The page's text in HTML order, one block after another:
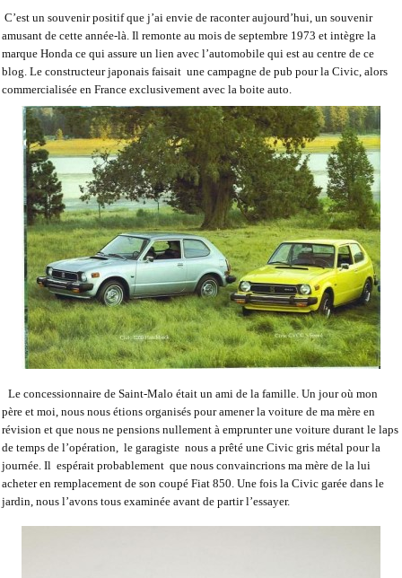
C’est un souvenir positif que j’ai envie de raconter aujourd’hui, un souvenir
amusant de cette année-là. Il remonte au mois de septembre 1973 et intègre la
marque Honda ce qui assure un lien avec l’automobile qui est au centre de ce
blog. Le constructeur japonais faisait une campagne de pub pour la Civic, alors
commercialisée en France exclusivement avec la boite auto.
Le concessionnaire de Saint-Malo était un ami de la famille. Un jour où mon
père et moi, nous nous étions organisés pour amener la voiture de ma mère en
révision et que nous ne pensions nullement à emprunter une voiture durant le laps
de temps de l’opération, le garagiste nous a prêté une Civic gris métal pour la
journée. Il espérait probablement que nous convaincrions ma mère de la lui
acheter en remplacement de son coupé Fiat 850. Une fois la Civic garée dans le
jardin, nous l’avons tous examinée avant de partir l’essayer.